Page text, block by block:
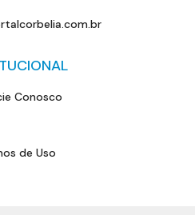
Conosco
de Uso